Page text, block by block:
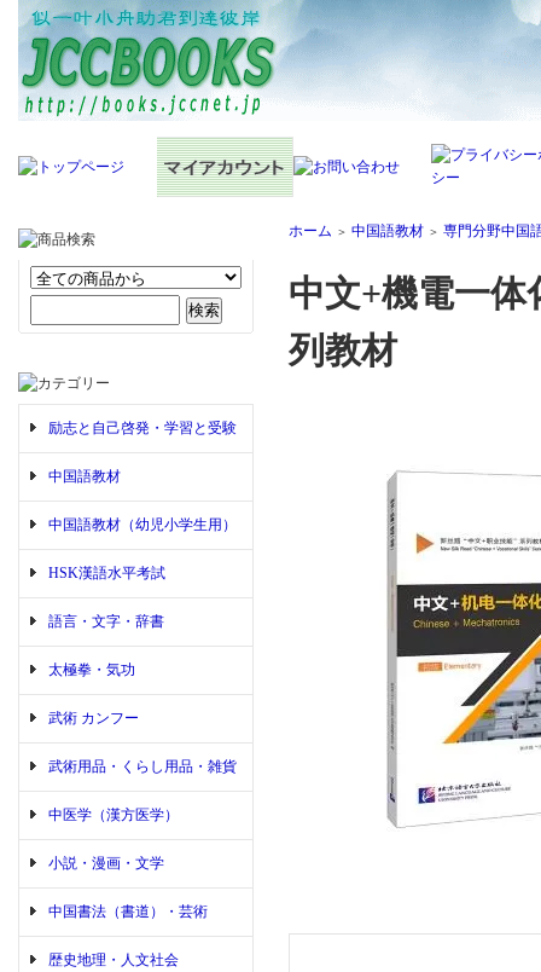
励志と自己啓発・学習と受験
中国語教材
中国語教材（幼児小学生用）
HSK漢語水平考試
語言・文字・辞書
太極拳・気功
武術 カンフー
武術用品・くらし用品・雑貨
中医学（漢方医学）
小説・漫画・文学
中国書法（書道）・芸術
歴史地理・人文社会
ホーム ＞ 中国語教材 ＞ 専門分野中国
中文+機電一体
列教材